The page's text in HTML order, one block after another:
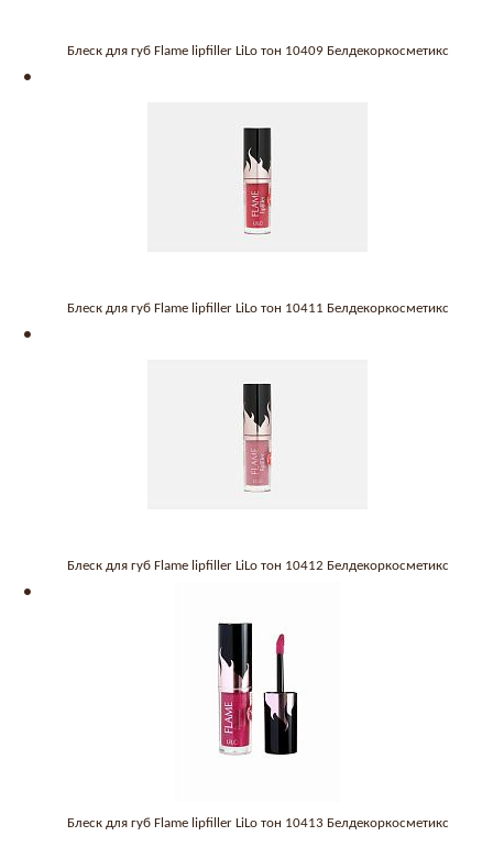
Блеск для губ Flame lipfiller LiLo тон 10409 Белдекоркосметикс
Блеск для губ Flame lipfiller LiLo тон 10411 Белдекоркосметикс
Блеск для губ Flame lipfiller LiLo тон 10412 Белдекоркосметикс
Блеск для губ Flame lipfiller LiLo тон 10413 Белдекоркосметикс